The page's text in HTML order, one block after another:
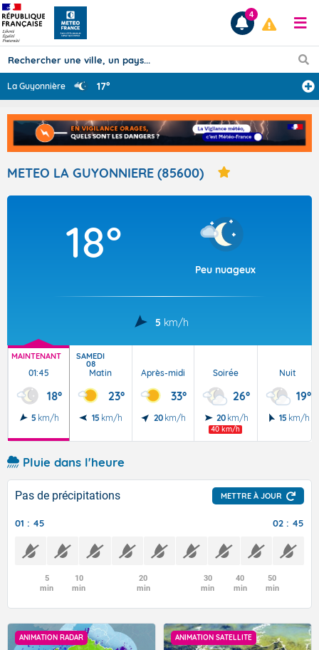
Prévisions
TOUS LES RÉSULTATS
Articles
4
La Guyonnière 17°
METEO LA GUYONNIERE (85600)
18°
Peu nuageux
5 km/h
MAINTENANT
01:45
18°
5 km/h
SAMEDI
08
Matin
23°
15 km/h
Après-midi
33°
20 km/h
Soirée
26°
20 km/h
40 km/h
Nuit
19°
15 km/h
Pluie dans l'heure
Pas de précipitations METTRE À JOUR
01 : 45 02 : 45
5
min
10
min
20
min
30
min
40
min
50
min
ANIMATION RADAR ANIMATION SATELLITE